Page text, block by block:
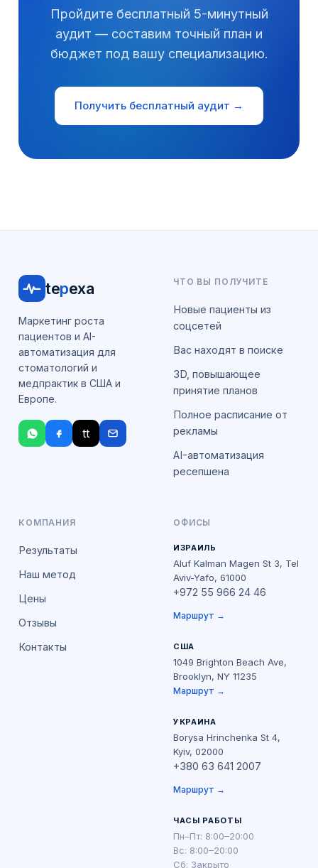
Пройдите бесплатный 5-минутный
аудит — составим точный план и
бюджет под вашу специализацию.
Получить бесплатный аудит →
tepexa
Маркетинг роста
пациентов и AI-
автоматизация для
стоматологий и
медпрактик в США и
Европе.
tt
ЧТО ВЫ ПОЛУЧИТЕ
Новые пациенты из
соцсетей
Вас находят в поиске
3D, повышающее
принятие планов
Полное расписание от
рекламы
AI-автоматизация
ресепшена
КОМПАНИЯ
Результаты
Наш метод
Цены
Отзывы
Контакты
ОФИСЫ
ИЗРАИЛЬ
Aluf Kalman Magen St 3, Tel
Aviv-Yafo, 61000
+972 55 966 24 46
Маршрут →
США
1049 Brighton Beach Ave,
Brooklyn, NY 11235
Маршрут →
УКРАИНА
Borysa Hrinchenka St 4,
Kyiv, 02000
+380 63 641 2007
Маршрут →
ЧАСЫ РАБОТЫ
Пн–Пт: 8:00–20:00
Вс: 8:00–20:00
Сб: Закрыто